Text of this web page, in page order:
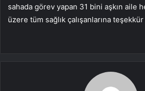
sahada görev yapan 31 bini aşkın aile
üzere tüm sağlık çalışanlarına